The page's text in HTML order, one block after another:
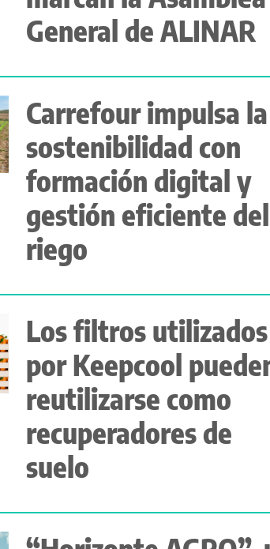
General de ALINAR
Carrefour impulsa la
sostenibilidad con
formación digital y
gestión eficiente del
riego
Los filtros utilizados
por Keepcool
reutilizarse como
recuperadores de
suelo